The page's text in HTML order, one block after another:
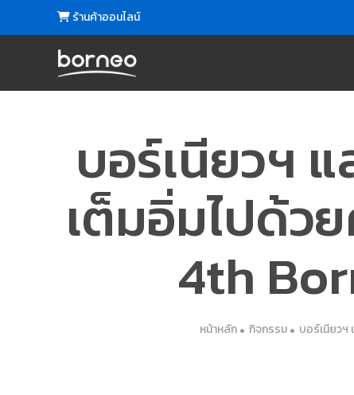
ร้านค้าออนไลน์
บอร์เนียวฯ
เต็มอิ่มไปด้ว
4th
หน้าหลัก กิจกรรม บอร์เนียวฯ